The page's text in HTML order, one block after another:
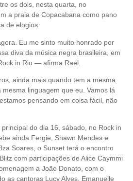
os dois, nesta quarta, no
a praia de Copacabana como pano
de elogios.
Eu me sinto muito honrado por
diva da música negra brasileira, em
in Rio — afirma Rael.
ainda mais quando tem a mesma
linguagem que eu. Vamos lá
pensando em coisa fácil, não
do dia 16, sábado, no Rock in
ainda Fergie, Shawn Mendes e
Soares, o Sunset terá o encontro
com participações de Alice Caymmi
a João Donato, com o
as cantoras Lucy Alves, Emanuelle